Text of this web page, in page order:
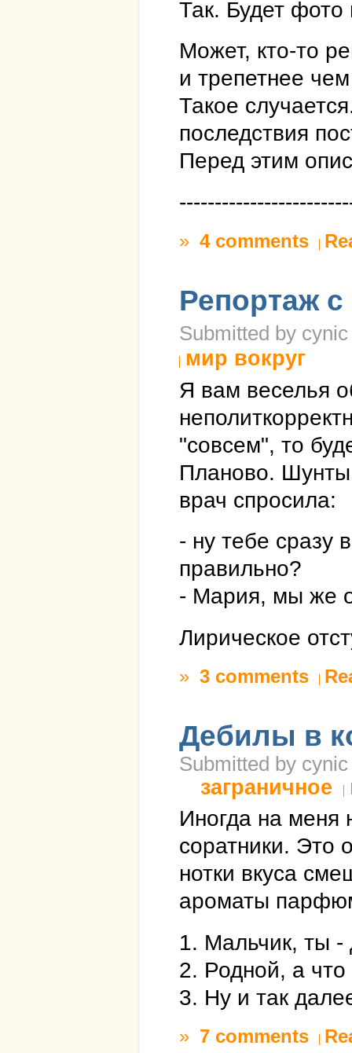
Так. Будет
Может, кто-то
и трепетнее
Такое
последствия
Перед этим
» 4 comments
Репортаж
Submitted by
мир вокруг
Я вам веселья
"совсем", то
Планово. Шунты
врач спросила:
- ну тебе сразу
правильно?
- Мария, мы же
Лирическое
» 3 comments
Дебилы в
Submitted by
заграничное
Иногда на меня
соратники. Это
нотки вкуса
ароматы
1. Мальчик, ты -
2. Родной, а что
3. Ну и так
» 7 comments